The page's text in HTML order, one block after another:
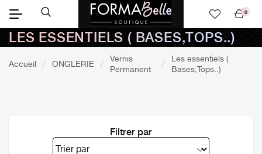
panier
0
LES ESSENTIELS ( BASES,TOPS..)
Accueil ONGLERIE
Vernis
Permanent
Les essentiels (
Bases,Tops..)
Filtrer par